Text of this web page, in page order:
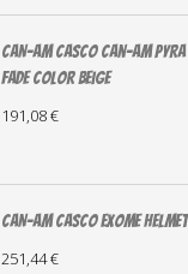
CAN-AM casco Can-Am Pyra
Fade color beige
191,08 €
CAN-AM CASCO EXOME HELMET
251,44 €